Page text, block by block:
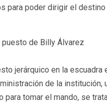
para poder dirigir el destino
jerárquico en la escuadra
de la institución,
tomar el mando, se